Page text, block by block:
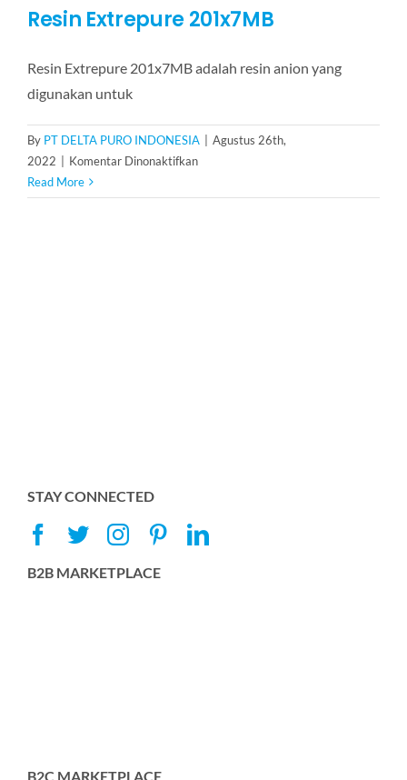
Resin Extrepure 201x7MB
Resin Extrepure 201x7MB adalah resin anion yang
digunakan untuk
By PT DELTA PURO INDONESIA
Agustus 26th,
2022
Komentar Dinonaktifkanpada
Extrepure
Read More
STAY CONNECTED
B2B MARKETPLACE
B2C MARKETPLACE